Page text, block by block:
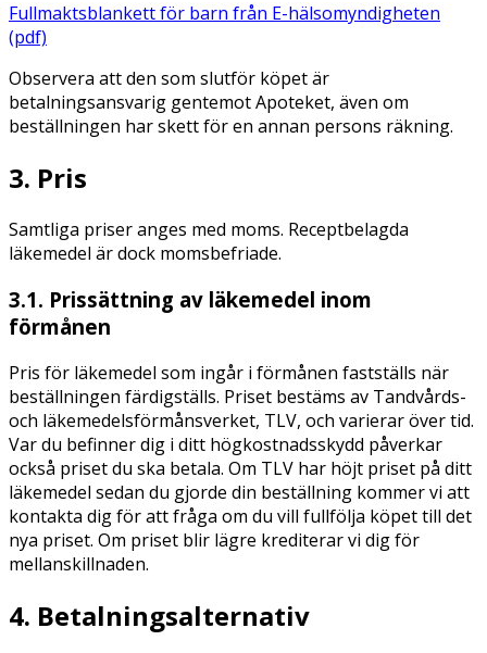
Fullmaktsblankett för barn från E-hälsomyndigheten
(pdf)
Observera att den som slutför köpet är
betalningsansvarig gentemot Apoteket, även om
beställningen har skett för en annan persons räkning.
3. Pris
Samtliga priser anges med moms. Receptbelagda
läkemedel är dock momsbefriade.
3.1. Prissättning av läkemedel inom
förmånen
Pris för läkemedel som ingår i förmånen fastställs när
beställningen färdigställs. Priset bestäms av Tandvårds-
och läkemedelsförmånsverket, TLV, och varierar över tid.
Var du befinner dig i ditt högkostnadsskydd påverkar
också priset du ska betala. Om TLV har höjt priset på ditt
läkemedel sedan du gjorde din beställning kommer vi att
kontakta dig för att fråga om du vill fullfölja köpet till det
nya priset. Om priset blir lägre krediterar vi dig för
mellanskillnaden.
4. Betalningsalternativ